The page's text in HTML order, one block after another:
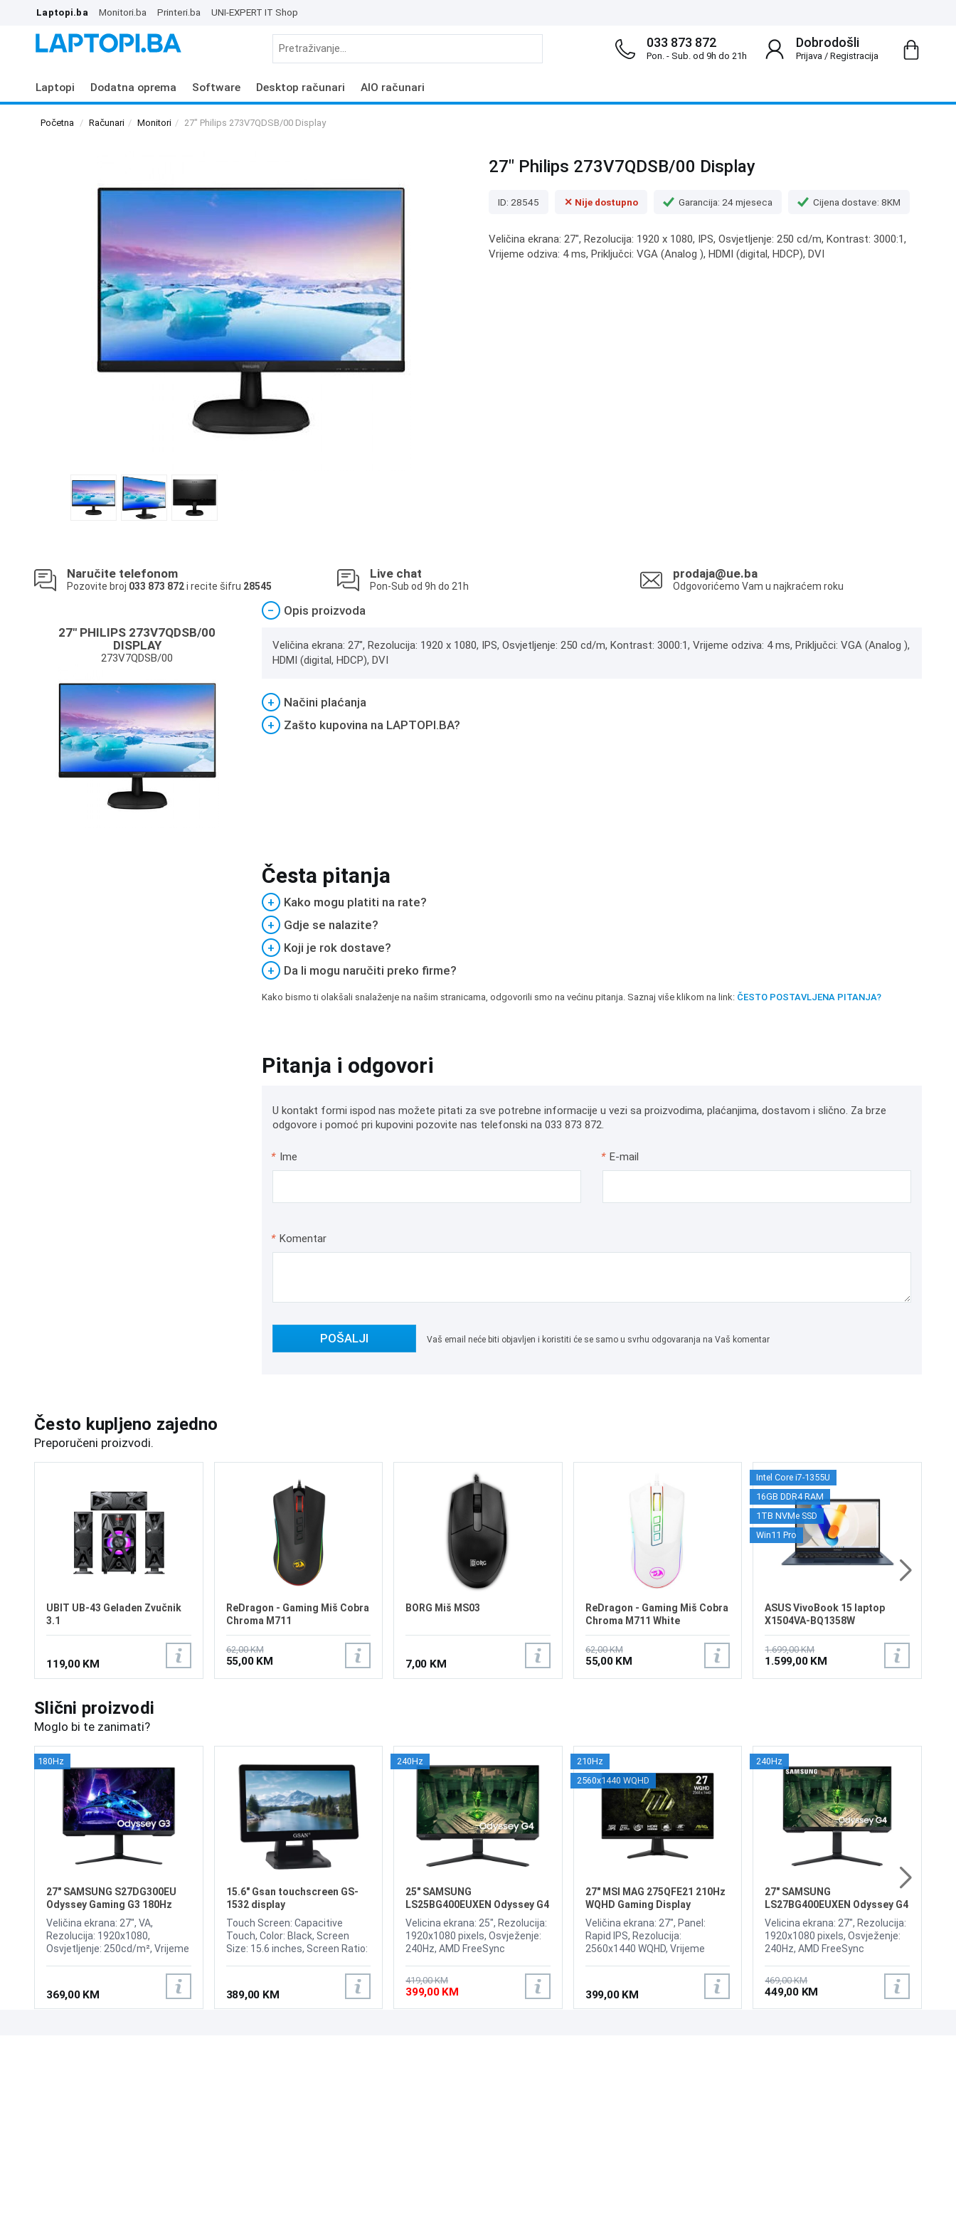
Laptopi.ba Monitori.ba Printeri.ba UNI-EXPERT IT Shop
Dobrodošli
Prijava/ Registracija
033 873 872
Pon. - Sub. od 9h do 21h
Laptopi Dodatna oprema Software Desktop računari AIO računari
Početna Računari Monitori 27" Philips 273V7QDSB/00 Display
27" Philips 273V7QDSB/00 Display
ID: 28545 ✕ Nije dostupno Garancija: 24 mjeseca Cijena dostave: 8KM
Veličina ekrana: 27", Rezolucija: 1920 x 1080, IPS, Osvjetljenje: 250 cd/m, Kontrast: 3000:1,
Vrijeme odziva: 4 ms, Priključci: VGA (Analog ), HDMI (digital, HDCP), DVI
Naručite telefonom
Pozovite broj 033 873 872i recite šifru 28545
Live chat
Pon-Sub od 9h do 21h
prodaja@ue.ba
Odgovorićemo Vam u najkraćem roku
27" PHILIPS 273V7QDSB/00
DISPLAY
273V7QDSB/00
− Opis proizvoda
Veličina ekrana: 27", Rezolucija: 1920 x 1080, IPS, Osvjetljenje: 250 cd/m, Kontrast: 3000:1, Vrijeme odziva: 4 ms, Priključci: VGA (Analog ),
HDMI (digital, HDCP), DVI
+
Načini plaćanja
+
Zašto kupovina na LAPTOPI.BA?
Česta pitanja
+
Kako mogu platiti na rate?
+
Gdje se nalazite?
+
Koji je rok dostave?
+
Da li mogu naručiti preko firme?
Kako bismo ti olakšali snalaženje na našim stranicama, odgovorili smo na većinu pitanja. Saznaj više klikom na link: ČESTO POSTAVLJENA PITANJA?
Pitanja i odgovori
U kontakt formi ispod nas možete pitati za sve potrebne informacije u vezi sa proizvodima, plaćanjima, dostavom i slično. Za brze
odgovore i pomoć pri kupovini pozovite nas telefonski na 033 873 872.
* Ime * E-mail
* Komentar
POŠALJI Vaš email neće biti objavljen i koristiti će se samo u svrhu odgovaranja na Vaš komentar
Često kupljeno zajedno
Preporučeni proizvodi.
UBIT UB-43 Geladen Zvučnik
3.1
119,00 KM
ReDragon - Gaming Miš Cobra
Chroma M711
62,00 KM
55,00 KM
BORG Miš MS03
7,00 KM
ReDragon - Gaming Miš Cobra
Chroma M711 White
62,00 KM
55,00 KM
Intel Core i7-1355U
16GB DDR4 RAM
1TB NVMe SSD
Win11 Pro
ASUS VivoBook 15 laptop
X1504VA-BQ1358W
1.699,00 KM
1.599,00 KM
Slični proizvodi
Moglo bi te zanimati?
180Hz
27" SAMSUNG S27DG300EU
Odyssey Gaming G3 180Hz
Display
Veličina ekrana: 27", VA,
Rezolucija: 1920x1080,
Osvjetljenje: 250cd/m², Vrijeme
180Hz, FreeSync, Kontrast:
DisplayPort 1.4
369,00 KM
15.6" Gsan touchscreen GS-
1532 display
Touch Screen: Capacitive
Touch, Color: Black, Screen
Size: 15.6 inches, Screen Ratio:
Resolution): 1366*768, Input
Power: 12V, 3.0A, Input Signal:
389,00 KM
240Hz
25" SAMSUNG
LS25BG400EUXEN Odyssey G4
240Hz Display
Velicina ekrana: 25", Rezolucija:
1920x1080 pixels, Osvježenje:
240Hz, AMD FreeSync
Vrijeme odziva: 1ms, Priključci:
2xHDMI, Displayport
419,00 KM
399,00 KM
210Hz
2560x1440 WQHD
27" MSI MAG 275QFE21 210Hz
WQHD Gaming Display
Veličina ekrana: 27", Panel:
Rapid IPS, Rezolucija:
2560x1440 WQHD, Vrijeme
210Hz VESA DsiplayHDR 400,
Adaptive-Sync, Brightness: 300
cd/m2, Priključci: 2xHDMI 2.0b,
1xDP 1.4a
399,00 KM
240Hz
27" SAMSUNG
LS27BG400EUXEN Odyssey G4
240Hz Display
Velicina ekrana: 27", Rezolucija:
1920x1080 pixels, Osvježenje:
240Hz, AMD FreeSync
Vrijeme odziva: 1ms, Priključci:
2xHDMI, Displayport 1.2
469,00 KM
449,00 KM